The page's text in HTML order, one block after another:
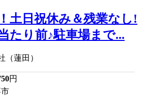
土日祝休み＆残業なし!
たり前♪駐車場まで...
（蓮田）
円